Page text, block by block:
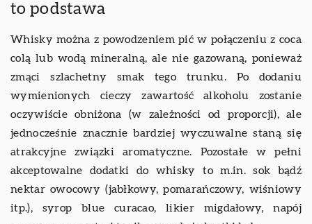
to podstawa
Whisky można z powodzeniem pić w połączeniu z coca
colą lub wodą mineralną, ale nie gazowaną, ponieważ
zmąci szlachetny smak tego trunku. Po dodaniu
wymienionych cieczy zawartość alkoholu zostanie
oczywiście obniżona (w zależności od proporcji), ale
jednocześnie znacznie bardziej wyczuwalne staną się
atrakcyjne związki aromatyczne. Pozostałe w pełni
akceptowalne dodatki do whisky to m.in. sok bądź
nektar owocowy (jabłkowy, pomarańczowy, wiśniowy
itp.), syrop blue curacao, likier migdałowy, napój